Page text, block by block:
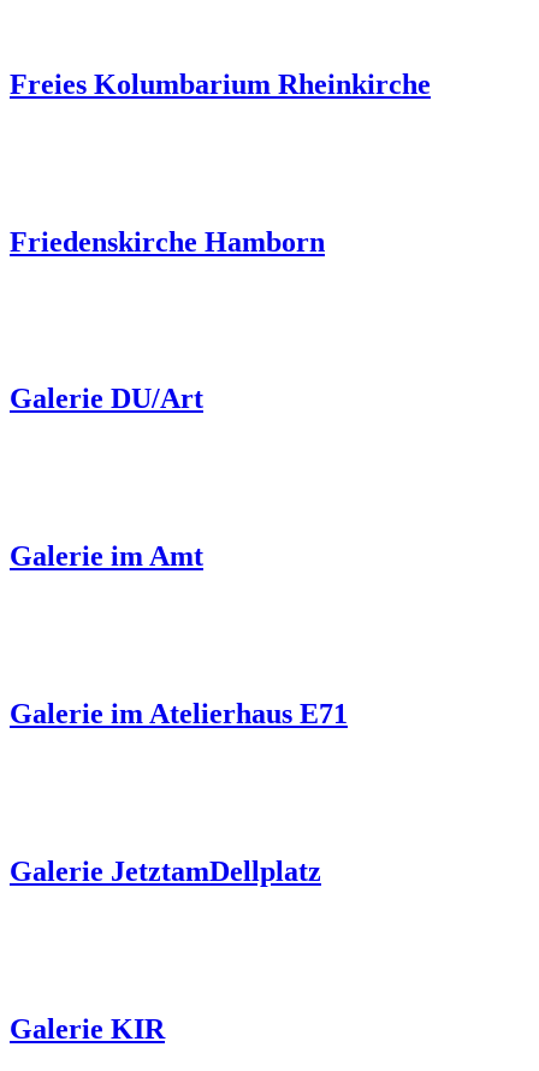
Freies Kolumbarium Rheinkirche
Friedenskirche Hamborn
Galerie DU/Art
Galerie im Amt
Galerie im Atelierhaus E71
Galerie JetztamDellplatz
Galerie KIR